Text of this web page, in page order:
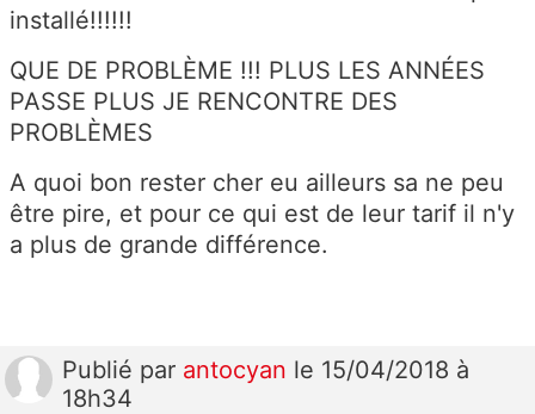
installé!!!!!!
QUE DE PROBLÈME !!! PLUS LES ANNÉES
PASSE PLUS JE RENCONTRE DES
PROBLÈMES
A quoi bon rester cher eu ailleurs sa ne peu
être pire, et pour ce qui est de leur tarif il n'y
a plus de grande différence.
Publié par antocyan le 15/04/2018 à
18h34